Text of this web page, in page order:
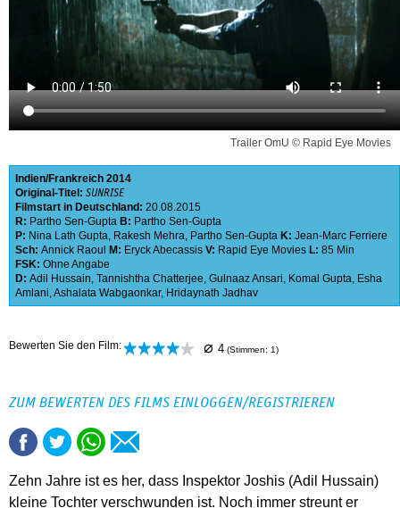
Trailer OmU © Rapid Eye Movies
Indien Frankreich 2014
Original-Titel: SUNRISE
Filmstart in Deutschland: 20.08.2015
R: Partho Sen-Gupta B: Partho Sen-Gupta
P: Nina Lath Gupta, Rakesh Mehra, Partho Sen-Gupta K: Jean-Marc Ferriere
Sch: Annick Raoul M: Eryck Abecassis V: Rapid Eye Movies L: 85 Min
FSK: Ohne Angabe
D: Adil Hussain, Tannishtha Chatterjee, Gulnaaz Ansari, Komal Gupta, Esha
Amlani,Ashalata Wabgaonkar, Hridaynath Jadhav
Bewerten Sie den Film: ⌀ 4 (Stimmen: 1)
ZUM BEWERTEN DES FILMS EINLOGGEN/REGISTRIEREN
Zehn Jahre ist es her, dass Inspektor Joshis (Adil Hussain)
kleine Tochter verschwunden ist. Noch immer streunt er